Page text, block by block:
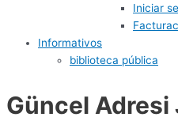
Iniciar
Informativos
biblioteca pública
Güncel Adresi